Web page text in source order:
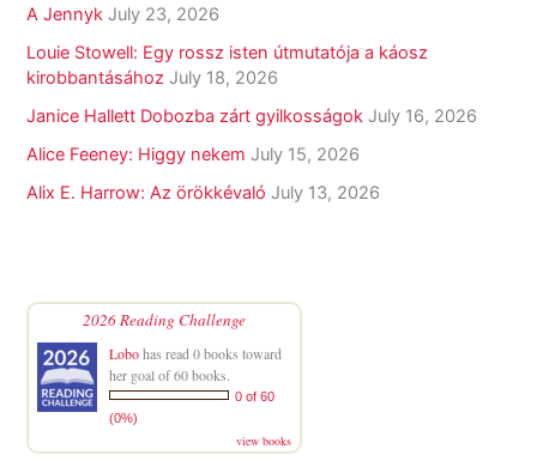
A Jennyk July 23, 2026
Louie Stowell: Egy ​rossz isten útmutatója a káosz
kirobbantásához July 18, 2026
Janice Hallett Dobozba zárt gyilkosságok July 16, 2026
Alice Feeney: Higgy nekem July 15, 2026
Alix E. Harrow: Az örökkévaló July 13, 2026
2026 Reading Challenge
Lobohas read 0 books toward
her goal of 60 books.
0 of 60
(0%)
view books